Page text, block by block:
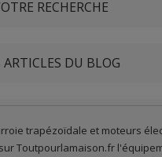
RECHERCHE
ARTICLES DU BLOG
trapézoïdale et moteurs
Toutpourlamaison.fr